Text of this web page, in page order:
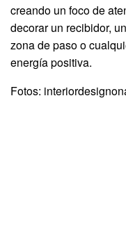
creando un foco de
decorar un recibidor,
zona de paso o
energía positiva.
Fotos: